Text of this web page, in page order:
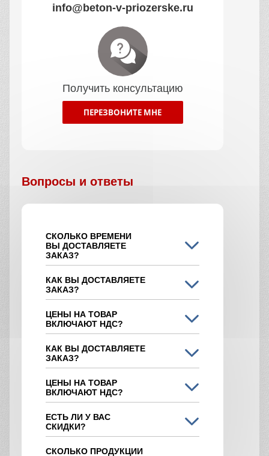
info@beton-v-priozerske.ru
Получить консультацию
ПЕРЕЗВОНИТЕ МНЕ
Вопросы и ответы
СКОЛЬКО ВРЕМЕНИ
ВЫ ДОСТАВЛЯЕТЕ
ЗАКАЗ?
КАК ВЫ ДОСТАВЛЯЕТЕ
ЗАКАЗ?
ЦЕНЫ НА ТОВАР
ВКЛЮЧАЮТ НДС?
КАК ВЫ ДОСТАВЛЯЕТЕ
ЗАКАЗ?
ЦЕНЫ НА ТОВАР
ВКЛЮЧАЮТ НДС?
ЕСТЬ ЛИ У ВАС
СКИДКИ?
СКОЛЬКО ПРОДУКЦИИ